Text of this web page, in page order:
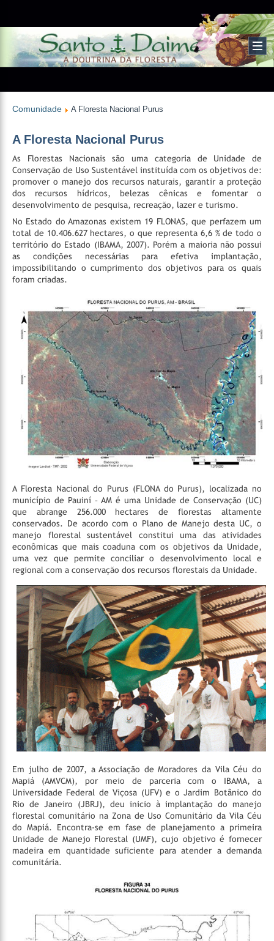
Comunidade A Floresta Nacional Purus
A Floresta Nacional Purus
As Florestas Nacionais são uma categoria de Unidade de
Conservação de Uso Sustentável instituída com os objetivos de:
promover o manejo dos recursos naturais, garantir a proteção
dos recursos hídricos, belezas cênicas e fomentar o
desenvolvimento de pesquisa, recreação, lazer e turismo.
No Estado do Amazonas existem 19 FLONAS, que perfazem um
total de 10.406.627 hectares, o que representa 6,6 % de todo o
território do Estado (IBAMA, 2007). Porém a maioria não possui
as condições necessárias para efetiva implantação,
impossibilitando o cumprimento dos objetivos para os quais
foram criadas.
A Floresta Nacional do Purus (FLONA do Purus), localizada no
município de Pauiní – AM é uma Unidade de Conservação (UC)
que abrange 256.000 hectares de florestas altamente
conservados. De acordo com o Plano de Manejo desta UC, o
manejo florestal sustentável constitui uma das atividades
econômicas que mais coaduna com os objetivos da Unidade,
uma vez que permite conciliar o desenvolvimento local e
regional com a conservação dos recursos florestais da Unidade.
Em julho de 2007, a Associação de Moradores da Vila Céu do
Mapiá (AMVCM), por meio de parceria com o IBAMA, a
Universidade Federal de Viçosa (UFV) e o Jardim Botânico do
Rio de Janeiro (JBRJ), deu inicio à implantação do manejo
florestal comunitário na Zona de Uso Comunitário da Vila Céu
do Mapiá. Encontra-se em fase de planejamento a primeira
Unidade de Manejo Florestal (UMF), cujo objetivo é fornecer
madeira em quantidade suficiente para atender a demanda
comunitária.